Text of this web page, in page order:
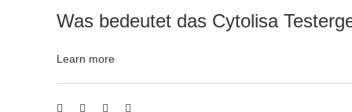
Was bedeutet das Cytolisa
Learn more